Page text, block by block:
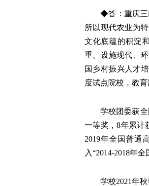
◆答：重庆三
所以现代农业为
文化底蕴的积淀
重、设施现代、
国乡村振兴人才
度试点院校，教
学校团委获
一等奖，8年累计
2019年全国普通
入“2014-2018年
学校2021年